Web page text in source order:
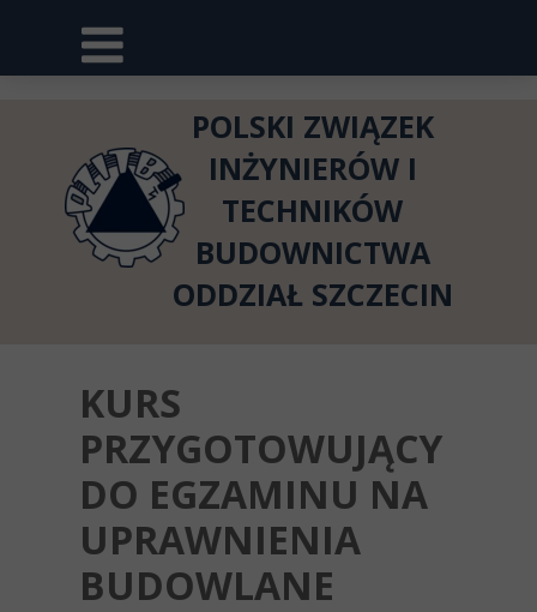
POLSKI ZWIĄZEK
INŻYNIERÓW I
TECHNIKÓW
BUDOWNICTWA
ODDZIAŁ SZCZECIN
KURS
PRZYGOTOWUJĄCY
DO EGZAMINU NA
UPRAWNIENIA
BUDOWLANE